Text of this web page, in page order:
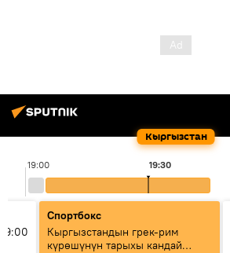
Кыргызстан
19:00 19:30
Спортбокс
Кыргызстандын грек-рим
күрөшүнүн тарыхы кандай